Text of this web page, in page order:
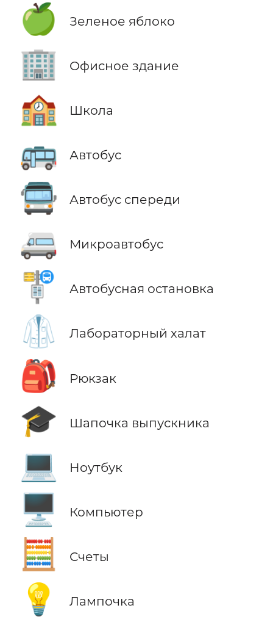
🍏 Зеленое яблоко
🏢 Офисное здание
🏫 Школа
🚌 Автобус
🚍 Автобус спереди
🚐 Микроавтобус
🚏 Автобусная остановка
🥼 Лабораторный халат
🎒 Рюкзак
🎓 Шапочка выпускника
💻 Ноутбук
🖥️ Компьютер
🧮 Счеты
💡 Лампочка